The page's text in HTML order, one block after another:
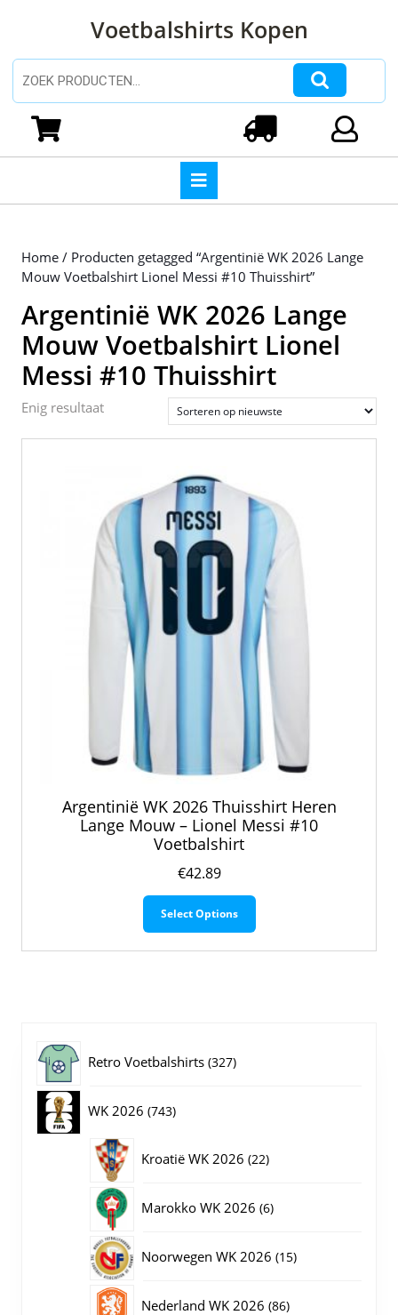
inhoud
Voetbalshirts Kopen
Zoeken naar:
Home / Producten getagged “Argentinië WK 2026 Lange
Mouw Voetbalshirt Lionel Messi #10 Thuisshirt”
Argentinië WK 2026 Lange
Mouw Voetbalshirt Lionel
Messi #10 Thuisshirt
Enig resultaat
Argentinië WK 2026 Thuisshirt Heren
Lange Mouw – Lionel Messi #10
Voetbalshirt
€42.89
Select Options
Dit
Retro Voetbalshirts 327327
WK 2026 743743
Kroatië WK 2026 2222
Marokko WK 2026 66
Noorwegen WK 2026 1515
Nederland WK 2026 8686